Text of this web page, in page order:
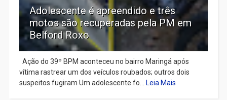
Adolescente é apreendido e três
motos são recuperadas pela PM em
Belford Roxo
Ação do 39º BPM aconteceu no bairro Maringá após
vítima rastrear um dos veículos roubados; outros dois
suspeitos fugiram Um adolescente fo... Leia Mais